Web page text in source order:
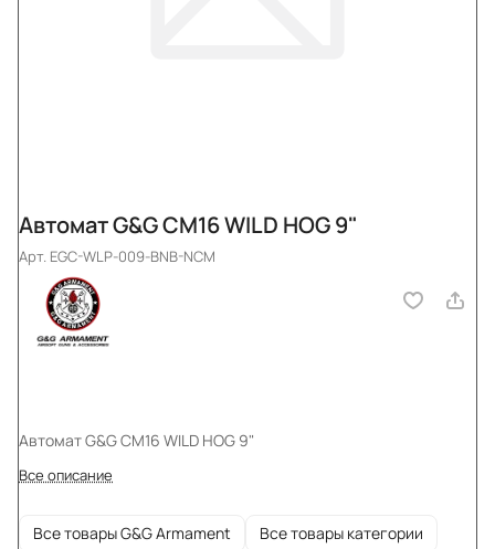
Автомат G&G CM16 WILD HOG 9"
Арт. EGC-WLP-009-BNB-NCM
Автомат G&G CM16 WILD HOG 9"
Все описание
Все товары G&G Armament Все товары категории